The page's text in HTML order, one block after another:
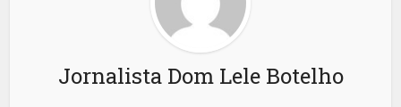
Jornalista Dom Lele Botelho